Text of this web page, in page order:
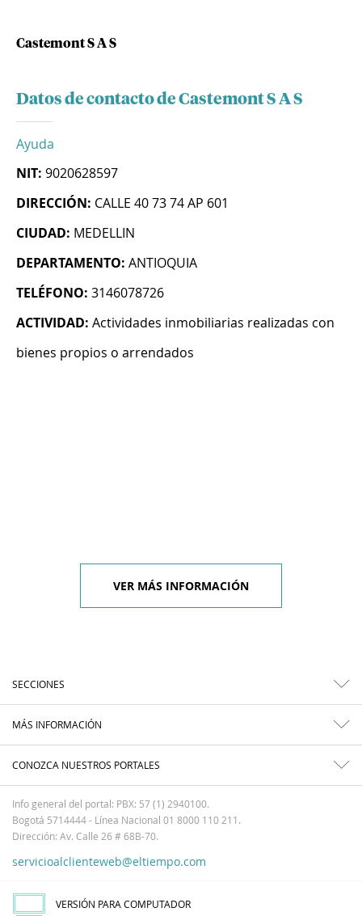
Castemont S A S
Datos de contacto de Castemont S A S
Ayuda
NIT: 9020628597
DIRECCIÓN: CALLE 40 73 74 AP 601
CIUDAD: MEDELLIN
DEPARTAMENTO: ANTIOQUIA
TELÉFONO: 3146078726
ACTIVIDAD: Actividades inmobiliarias realizadas con
bienes propios o arrendados
VER MÁS INFORMACIÓN
SECCIONES
MÁS INFORMACIÓN
CONOZCA NUESTROS PORTALES
Info general del portal: PBX: 57 (1) 2940100.
Bogotá 5714444 - Línea Nacional 01 8000 110 211.
Dirección: Av. Calle 26 # 68B-70.
servicioalclienteweb@eltiempo.com
VERSIÓN PARA COMPUTADOR